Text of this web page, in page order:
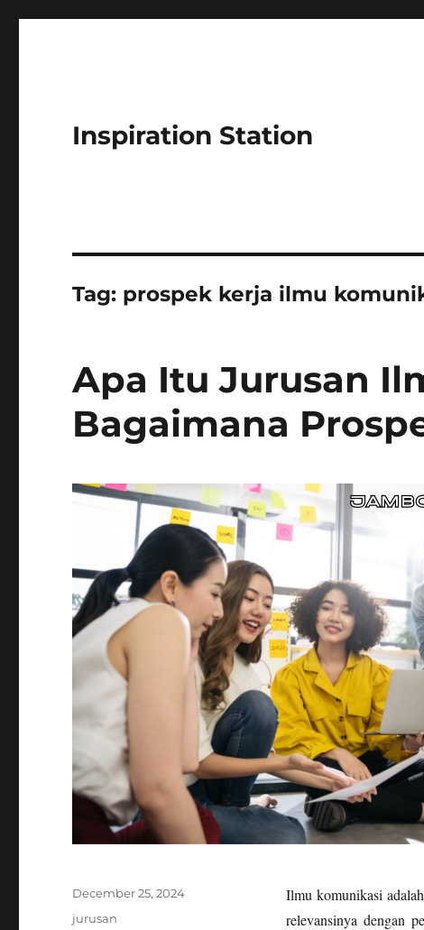
Inspiration Station
Tag: prospek kerja ilmu
Apa Itu Jurusan
Bagaimana
Ilmu komunikasi
relevansinya dengan
Posted
on
December 25, 2024
Categories
jurusan